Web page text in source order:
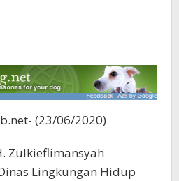
(23/06/2020)
Zulkieflimansyah
Lingkungan Hidup